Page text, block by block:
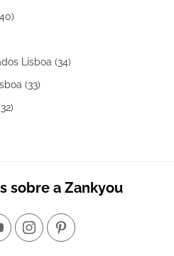
Lisboa (34)
(33)
sobre a Zankyou